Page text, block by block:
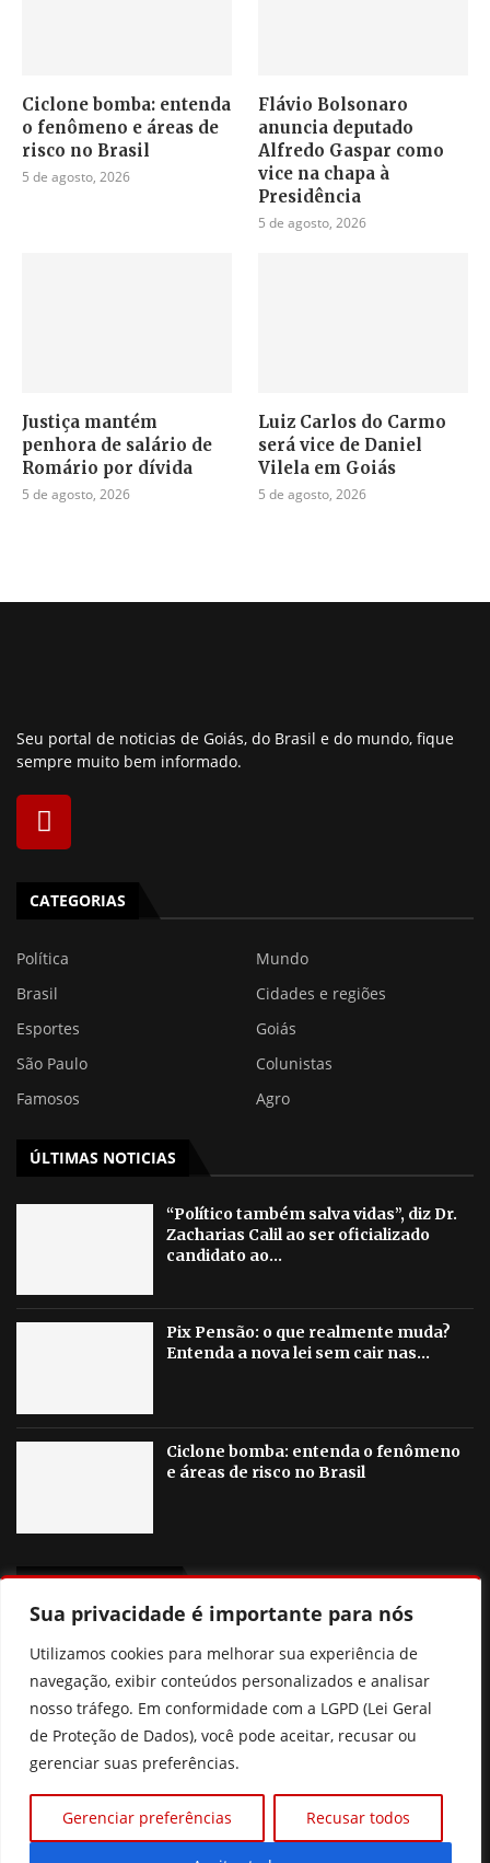
Sua privacidade é importante para nós
Utilizamos cookies para melhorar sua experiência de
navegação, exibir conteúdos personalizados e analisar
nosso tráfego. Em conformidade com a LGPD (Lei Geral
de Proteção de Dados), você pode aceitar, recusar ou
gerenciar suas preferências.
Gerenciar preferências Recusar todos
Ciclone bomba: entenda
o fenômeno e áreas de
risco no Brasil
5 de agosto, 2026
Flávio Bolsonaro
anuncia deputado
Alfredo Gaspar como
vice na chapa à
Presidência
5 de agosto, 2026
Justiça mantém
penhora de salário de
Romário por dívida
5 de agosto, 2026
Luiz Carlos do Carmo
será vice de Daniel
Vilela em Goiás
5 de agosto, 2026
Seu portal de noticias de Goiás, do Brasil e do mundo, fique
sempre muito bem informado.
CATEGORIAS
Política
Mundo
Brasil
Cidades e regiões
Esportes
Goiás
São Paulo
Colunistas
Famosos
Agro
ÚLTIMAS NOTICIAS
“Político também salva vidas”, diz Dr.
Zacharias Calil ao ser oficializado
candidato ao...
Pix Pensão: o que realmente muda?
Entenda a nova lei sem cair nas...
Ciclone bomba: entenda o fenômeno
e áreas de risco no Brasil
OUTRAS NOTICIAS
vice na chapa à Presidência
Justiça mantém penhora de salário de Romário por dívida
Luiz Carlos do Carmo será vice de Daniel Vilela em Goiás
agressão de ex-marido